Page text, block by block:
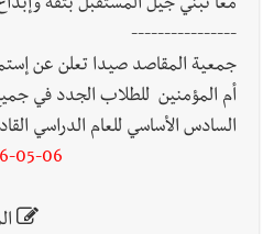
معًا نبني جيل المستقبل بثقة
----------------
جمعية المقاصد صيدا تعلن عن
أم المؤمنين للطلاب الجدد في
السادس الأساسي للعام الدراسي القادم 2026-
05-06